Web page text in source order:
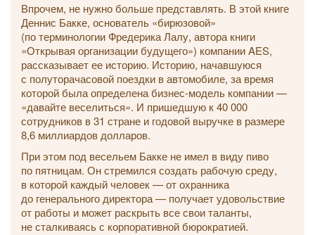
Впрочем, не нужно больше представлять. В этой книге
Деннис Бакке, основатель «бирюзовой»
(по терминологии Фредерика Лалу, автора книги
«Открывая организации будущего») компании AES,
рассказывает ее историю. Историю, начавшуюся
с полуторачасовой поездки в автомобиле, за время
которой была определена бизнес-модель компании —
«давайте веселиться». И пришедшую к 40 000
сотрудников в 31 стране и годовой выручке в размере
8,6 миллиардов долларов.
При этом под весельем Бакке не имел в виду пиво
по пятницам. Он стремился создать рабочую среду,
в которой каждый человек — от охранника
до генерального директора — получает удовольствие
от работы и может раскрыть все свои таланты,
не сталкиваясь с корпоративной бюрократией.